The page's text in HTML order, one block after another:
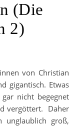
(Die
2)
gigantisch. Etwas
nicht begegnet
vergöttert. Daher
groß,